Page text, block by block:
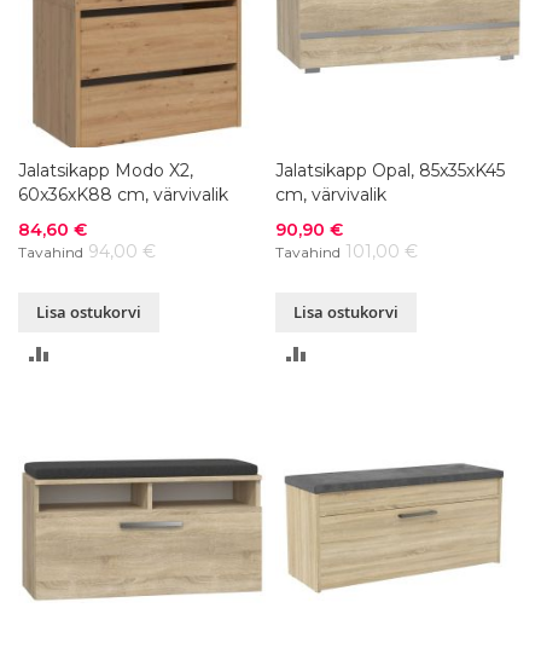
Jalatsikapp Modo X2,
60x36xK88 cm, värvivalik
Soodushind
84,60 €
Tavahind 94,00 €
Lisa ostukorvi
Jalatsikapp Opal, 85x35xK45
cm, värvivalik
Soodushind
90,90 €
Tavahind 101,00 €
Lisa ostukorvi